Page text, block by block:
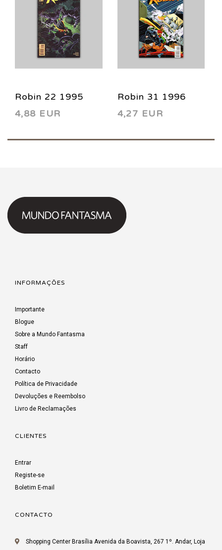
Robin 22 1995
4,88 EUR
Robin 31 1996
4,27 EUR
INFORMAÇÕES
Importante
Blogue
Sobre a Mundo Fantasma
Staff
Horário
Contacto
Política de Privacidade
Devoluções e Reembolso
Livro de Reclamações
CLIENTES
Entrar
Registe-se
Boletim E-mail
CONTACTO
Shopping Center Brasília Avenida da Boavista, 267 1º. Andar, Loja